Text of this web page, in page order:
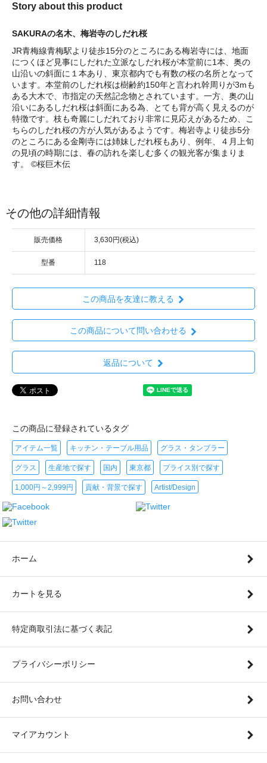
Story about this product
SAKURAの名木、梅岩寺のしだれ桜
JR青梅線青梅駅より徒歩15分のところにある梅岩寺には、地面
につくほど見事にしだれた立派なしだれ桜が本堂前に1本、奥の
山沿いの斜面に１本あり、東京都内でも有数の桜の名所となって
います。本堂前のしだれ桜は樹齢約150年と言われ幹周りが3mも
ある大木で、市指定の天然記念物とされています。一方、奥の山
沿いにあるしだれ桜は斜面にある為、とても背が高く見えるのが
特徴です。枝も奇麗にしだれており非常に見応えがあるため、こ
ちらのしだれ桜の方が人気があるようです。梅岩寺より徒歩5分
のところにある金剛寺には姉妹しだれ桜もあり、例年、４月上旬
の見頃の時期には、春の訪れを楽しむ多くの観光客が集まりま
す。 ©桜巨木伝
その他の詳細情報
販売価格 3,630円(税込)
型番 118
この商品を友達に教える
この商品について問い合わせる
返品について
この商品に登録されているタグ
アイテム一覧 キッチン・テーブル用品 グラス・タンブラー
グラス 生産地で探す 国内 東京都 プライス別で探す
1,000円～2,999円 貢献・背景で探す Artist/Design
ホーム
カートを見る
特定商取引法に基づく表記
プライバシーポリシー
お問い合わせ
マイアカウント